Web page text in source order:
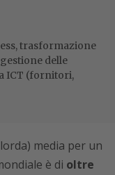
trasformazione
delle
ICT (fornitori,
media per un
è di oltre